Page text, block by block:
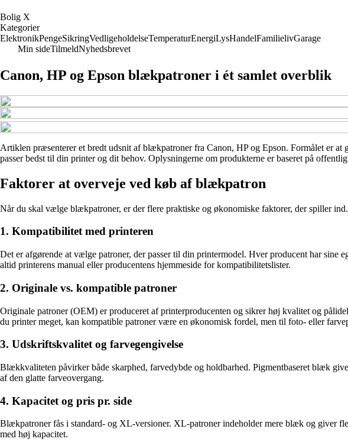
Bolig X
Kategorier
ElektronikPengeSikringVedligeholdelseTemperaturEnergiLysHandelFamilielivGarage
Min sideTilmeldNyhedsbrevet
Canon, HP og Epson blækpatroner i ét samlet overblik
Artiklen præsenterer et bredt udsnit af blækpatroner fra Canon, HP og Epson. Formålet er
passer bedst til din printer og dit behov. Oplysningerne om produkterne er baseret på
Faktorer at overveje ved køb af blækpatron
Når du skal vælge blækpatroner, er der flere praktiske og økonomiske faktorer, der spiller
1. Kompatibilitet med printeren
Det er afgørende at vælge patroner, der passer til din printermodel. Hver producent har
altid printerens manual eller producentens hjemmeside for kompatibilitetslister.
2. Originale vs. kompatible patroner
Originale patroner (OEM) er produceret af printerproducenten og sikrer høj kvalitet og
du printer meget, kan kompatible patroner være en økonomisk fordel, men til foto- eller
3. Udskriftskvalitet og farvegengivelse
Blækkvaliteten påvirker både skarphed, farvedybde og holdbarhed. Pigmentbaseret blæk
af den glatte farveovergang.
4. Kapacitet og pris pr. side
Blækpatroner fås i standard- og XL-versioner. XL-patroner indeholder mere blæk og giver
med høj kapacitet.